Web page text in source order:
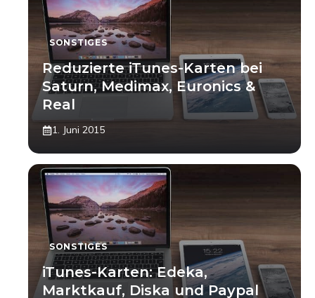
SONSTIGES
Reduzierte iTunes-Karten bei
Saturn, Medimax, Euronics &
Real
1. Juni 2015
SONSTIGES
iTunes-Karten: Edeka,
Marktkauf, Diska und Paypal